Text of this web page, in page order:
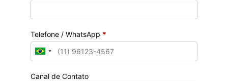
Telefone / WhatsApp *
Canal de Contato